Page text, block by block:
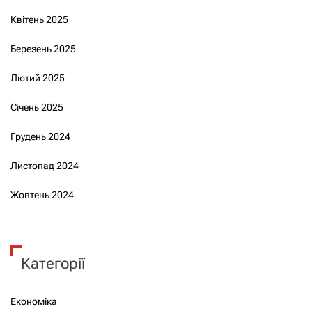
Квітень 2025
Березень 2025
Лютий 2025
Січень 2025
Грудень 2024
Листопад 2024
Жовтень 2024
Категорії
Економіка